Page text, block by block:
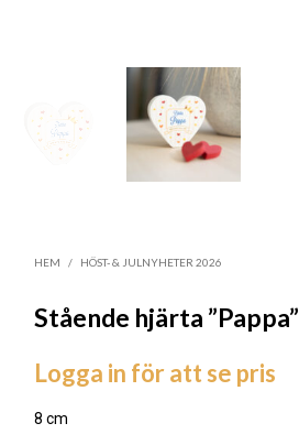
HEM / HÖST- & JULNYHETER 2026
Stående hjärta ”Pappa”
Logga in för att se pris
8 cm